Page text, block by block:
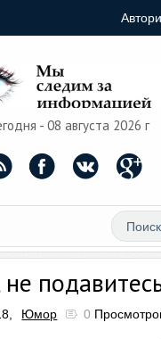
- 08 августа 2026 г
Юмор 0